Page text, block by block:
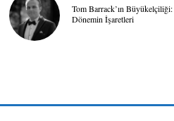
Tom Barrack’ın
Dönemin İşaretleri